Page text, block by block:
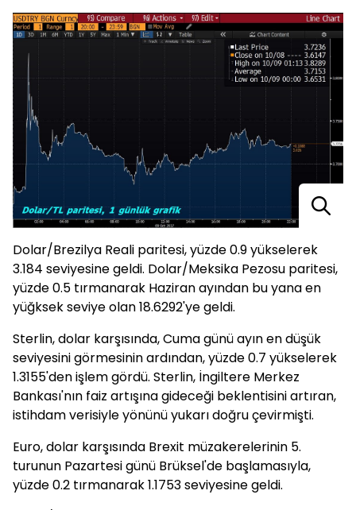
Dolar/Brezilya Reali paritesi, yüzde 0.9 yükselerek
3.184 seviyesine geldi. Dolar/Meksika Pezosu paritesi,
yüzde 0.5 tırmanarak Haziran ayından bu yana en
yüğksek seviye olan 18.6292'ye geldi.
Sterlin, dolar karşısında, Cuma günü ayın en düşük
seviyesini görmesinin ardından, yüzde 0.7 yükselerek
1.3155'den işlem gördü. Sterlin, İngiltere Merkez
Bankası'nın faiz artışına gideceği beklentisini artıran,
istihdam verisiyle yönünü yukarı doğru çevirmişti.
Euro, dolar karşısında Brexit müzakerelerinin 5.
turunun Pazartesi günü Brüksel'de başlamasıyla,
yüzde 0.2 tırmanarak 1.1753 seviyesine geldi.